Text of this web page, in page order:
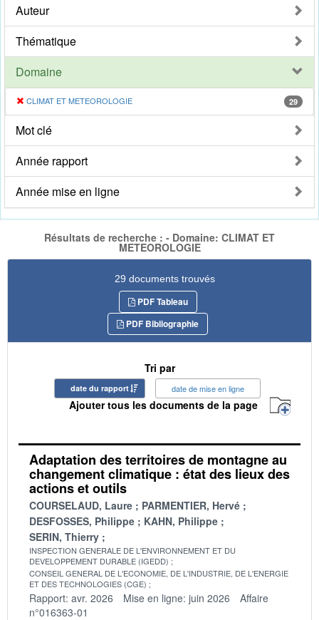
Auteur
Thématique
Domaine
CLIMAT ET METEOROLOGIE 29
Mot clé
Année rapport
Année mise en ligne
Résultats de recherche : - Domaine: CLIMAT ET
METEOROLOGIE
29 documents trouvés
PDF Tableau
PDF Bibliographie
Tri par
date du rapport date de mise en ligne
Ajouter tous les documents de la page
Adaptation des territoires de montagne au
changement climatique : état des lieux des
actions et outils
COURSELAUD, Laure
PARMENTIER, Hervé
DESFOSSES, Philippe
KAHN, Philippe
SERIN, Thierry
INSPECTION GENERALE DE L'ENVIRONNEMENT ET DU
DEVELOPPEMENT DURABLE (IGEDD)
CONSEIL GENERAL DE L'ECONOMIE, DE L'INDUSTRIE, DE L'ENERGIE
ET DES TECHNOLOGIES (CGE)
Rapport: avr. 2026 Mise en ligne: juin 2026
Affaire
n°016363-01